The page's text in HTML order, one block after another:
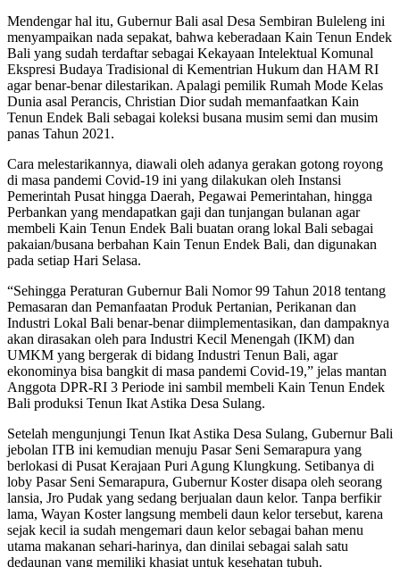
Mendengar hal itu, Gubernur Bali asal Desa Sembiran Buleleng ini
menyampaikan nada sepakat, bahwa keberadaan Kain Tenun Endek
Bali yang sudah terdaftar sebagai Kekayaan Intelektual Komunal
Ekspresi Budaya Tradisional di Kementrian Hukum dan HAM RI
agar benar-benar dilestarikan. Apalagi pemilik Rumah Mode Kelas
Dunia asal Perancis, Christian Dior sudah memanfaatkan Kain
Tenun Endek Bali sebagai koleksi busana musim semi dan musim
panas Tahun 2021.
Cara melestarikannya, diawali oleh adanya gerakan gotong royong
di masa pandemi Covid-19 ini yang dilakukan oleh Instansi
Pemerintah Pusat hingga Daerah, Pegawai Pemerintahan, hingga
Perbankan yang mendapatkan gaji dan tunjangan bulanan agar
membeli Kain Tenun Endek Bali buatan orang lokal Bali sebagai
pakaian/busana berbahan Kain Tenun Endek Bali, dan digunakan
pada setiap Hari Selasa.
“Sehingga Peraturan Gubernur Bali Nomor 99 Tahun 2018 tentang
Pemasaran dan Pemanfaatan Produk Pertanian, Perikanan dan
Industri Lokal Bali benar-benar diimplementasikan, dan dampaknya
akan dirasakan oleh para Industri Kecil Menengah (IKM) dan
UMKM yang bergerak di bidang Industri Tenun Bali, agar
ekonominya bisa bangkit di masa pandemi Covid-19,” jelas mantan
Anggota DPR-RI 3 Periode ini sambil membeli Kain Tenun Endek
Bali produksi Tenun Ikat Astika Desa Sulang.
Setelah mengunjungi Tenun Ikat Astika Desa Sulang, Gubernur Bali
jebolan ITB ini kemudian menuju Pasar Seni Semarapura yang
berlokasi di Pusat Kerajaan Puri Agung Klungkung. Setibanya di
loby Pasar Seni Semarapura, Gubernur Koster disapa oleh seorang
lansia, Jro Pudak yang sedang berjualan daun kelor. Tanpa berfikir
lama, Wayan Koster langsung membeli daun kelor tersebut, karena
sejak kecil ia sudah mengemari daun kelor sebagai bahan menu
utama makanan sehari-harinya, dan dinilai sebagai salah satu
dedaunan yang memiliki khasiat untuk kesehatan tubuh.